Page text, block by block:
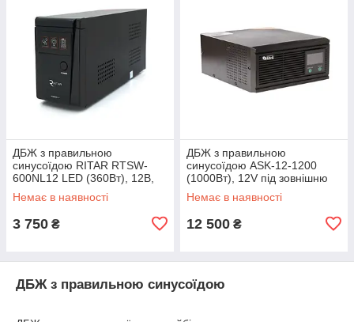
ДБЖ з правильною
синусоїдою RITAR RTSW-
600NL12 LED (360Вт), 12В,
під зовнішній АКБ, Q4
(320*132*210) 4,2 кг
Немає в наявності
3 750 ₴
ДБЖ з правильною
синусоїдою ASK-12-1200
(1000Вт), 12V під зовнішню
батарею, струм заряду 15А
Немає в наявності
12 500 ₴
ДБЖ з правильною синусоїдою